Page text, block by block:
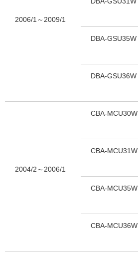
2006/1～2009/1
DBA-GSU35W
DBA-GSU36W
2004/2～2006/1
CBA-MCU30W
CBA-MCU31W
CBA-MCU35W
CBA-MCU36W